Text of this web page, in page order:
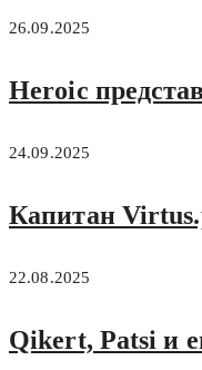
26.09.2025
Heroic
24.09.2025
Капитан
22.08.2025
Qikert, Patsi и